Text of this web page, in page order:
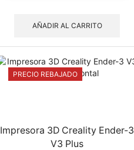
AÑADIR AL CARRITO
PRECIO REBAJADO
Impresora 3D Creality Ender-3
V3 Plus